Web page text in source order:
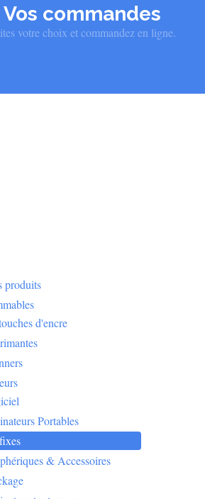
Vos commandes
votre choix et commandez en ligne.
produits
d'encre
Portables
& Accessoires